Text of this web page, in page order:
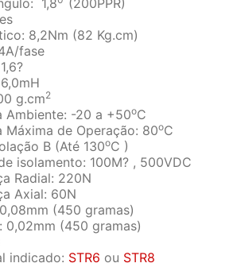
1,8
(200PPR)
8,2Nm (82 Kg.cm)
fase
g.cm2
Ambiente: -20 a +50oC
Máxima de Operação: 80oC
B (Até 130oC )
isolamento: 100M? , 500VDC
Radial: 220N
Axial: 60N
(450 gramas)
0,02mm (450 gramas)
indicado: STR6 ou STR8